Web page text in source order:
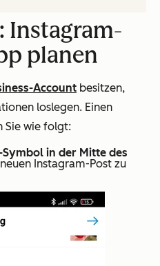
Instagram-
planen
Account besitzen,
loslegen. Einen
Sie wie folgt:
Symbol in der Mitte des
Instagram-Post zu